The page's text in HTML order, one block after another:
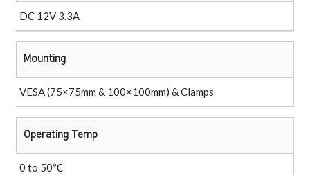
DC 12V 3.3A
Mounting
VESA (75×75mm & 100×100mm) & Clamps
Operating Temp
0 to 50℃